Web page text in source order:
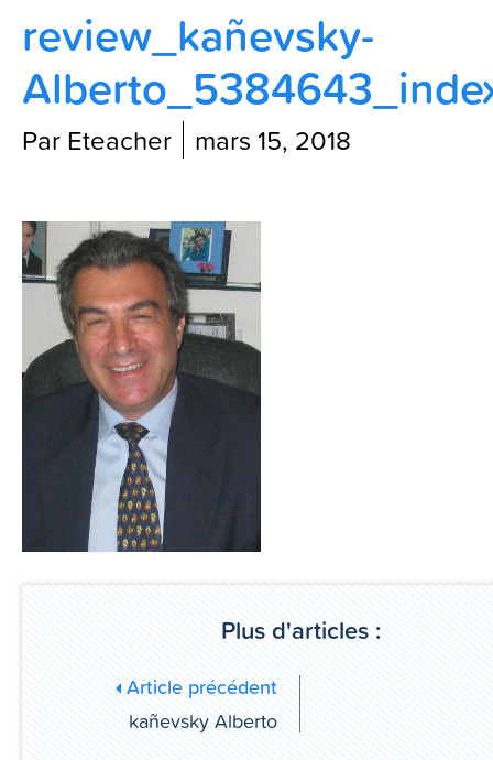
Contactez-nous
Blog
review_kañevsky-
Par Eteacher mars 15, 2018
Plus d'articles :
Article précédent
kañevsky Alberto